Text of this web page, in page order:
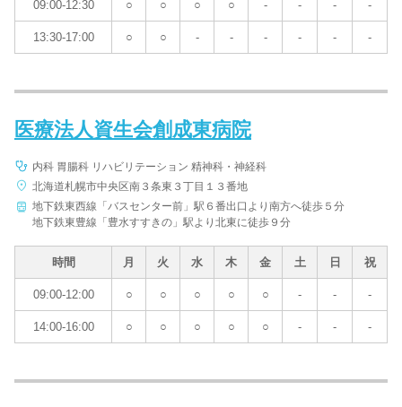
09:00-12:30 ○ ○ ○ ○ - - - -
13:30-17:00 ○ ○ - - - - - -
医療法人資生会創成東病院
内科 胃腸科 リハビリテーション 精神科・神経科
北海道札幌市中央区南３条東３丁目１３番地
地下鉄東西線「バスセンター前」駅６番出口より南方へ徒歩５分
地下鉄東豊線「豊水すすきの」駅より北東に徒歩９分
時間 月 火 水 木 金 土 日 祝
09:00-12:00 ○ ○ ○ ○ ○ - - -
14:00-16:00 ○ ○ ○ ○ ○ - - -